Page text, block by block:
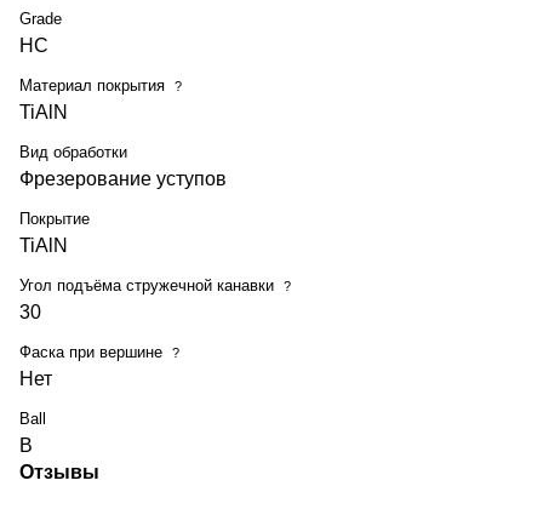
Grade
HC
Материал покрытия ?
TiAlN
Вид обработки
Фрезерование уступов
Покрытие
TiAlN
Угол подъёма стружечной канавки ?
30
Фаска при вершине ?
Нет
Ball
B
Отзывы